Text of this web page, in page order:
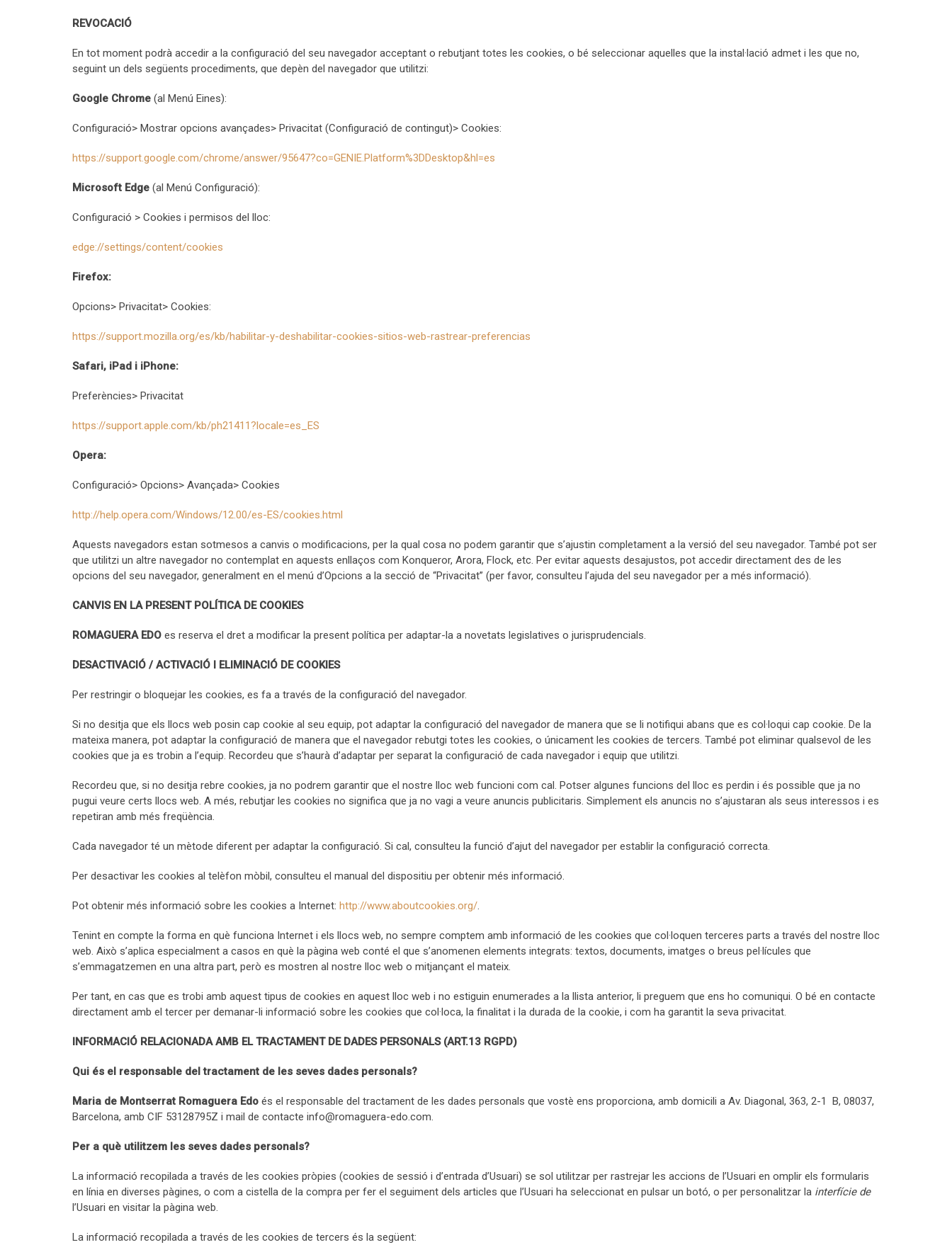
REVOCACIÓ
En tot moment podrà accedir a la configuració del seu navegador acceptant o rebutjant totes les cookies, o bé seleccionar aquelles que la instal·lació admet i les que no,
seguint un dels següents procediments, que depèn del navegador que utilitzi:
Google Chrome (al Menú Eines):
Configuració> Mostrar opcions avançades> Privacitat (Configuració de contingut)> Cookies:
https://support.google.com/chrome/answer/95647?co=GENIE.Platform%3DDesktop&hl=es
Microsoft Edge (al Menú Configuració):
Configuració > Cookies i permisos del lloc:
edge://settings/content/cookies
Firefox:
Opcions> Privacitat> Cookies:
https://support.mozilla.org/es/kb/habilitar-y-deshabilitar-cookies-sitios-web-rastrear-preferencias
Safari, iPad i iPhone:
Preferències> Privacitat
https://support.apple.com/kb/ph21411?locale=es_ES
Opera:
Configuració> Opcions> Avançada> Cookies
http://help.opera.com/Windows/12.00/es-ES/cookies.html
Aquests navegadors estan sotmesos a canvis o modificacions, per la qual cosa no podem garantir que s’ajustin completament a la versió del seu navegador. També pot ser
que utilitzi un altre navegador no contemplat en aquests enllaços com Konqueror, Arora, Flock, etc. Per evitar aquests desajustos, pot accedir directament des de les
opcions del seu navegador, generalment en el menú d’Opcions a la secció de “Privacitat” (per favor, consulteu l’ajuda del seu navegador per a més informació).
CANVIS EN LA PRESENT POLÍTICA DE COOKIES
ROMAGUERA EDO es reserva el dret a modificar la present política per adaptar-la a novetats legislatives o jurisprudencials.
DESACTIVACIÓ / ACTIVACIÓ I ELIMINACIÓ DE COOKIES
Per restringir o bloquejar les cookies, es fa a través de la configuració del navegador.
Si no desitja que els llocs web posin cap cookie al seu equip, pot adaptar la configuració del navegador de manera que se li notifiqui abans que es col·loqui cap cookie. De la
mateixa manera, pot adaptar la configuració de manera que el navegador rebutgi totes les cookies, o únicament les cookies de tercers. També pot eliminar qualsevol de les
cookies que ja es trobin a l’equip. Recordeu que s’haurà d’adaptar per separat la configuració de cada navegador i equip que utilitzi.
Recordeu que, si no desitja rebre cookies, ja no podrem garantir que el nostre lloc web funcioni com cal. Potser algunes funcions del lloc es perdin i és possible que ja no
pugui veure certs llocs web. A més, rebutjar les cookies no significa que ja no vagi a veure anuncis publicitaris. Simplement els anuncis no s’ajustaran als seus interessos i es
repetiran amb més freqüència.
Cada navegador té un mètode diferent per adaptar la configuració. Si cal, consulteu la funció d’ajut del navegador per establir la configuració correcta.
Per desactivar les cookies al telèfon mòbil, consulteu el manual del dispositiu per obtenir més informació.
Pot obtenir més informació sobre les cookies a Internet: http://www.aboutcookies.org/.
Tenint en compte la forma en què funciona Internet i els llocs web, no sempre comptem amb informació de les cookies que col·loquen terceres parts a través del nostre lloc
web. Això s’aplica especialment a casos en què la pàgina web conté el que s’anomenen elements integrats: textos, documents, imatges o breus pel·lícules que
s’emmagatzemen en una altra part, però es mostren al nostre lloc web o mitjançant el mateix.
Per tant, en cas que es trobi amb aquest tipus de cookies en aquest lloc web i no estiguin enumerades a la llista anterior, li preguem que ens ho comuniqui. O bé en contacte
directament amb el tercer per demanar-li informació sobre les cookies que col·loca, la finalitat i la durada de la cookie, i com ha garantit la seva privacitat.
INFORMACIÓ RELACIONADA AMB EL TRACTAMENT DE DADES PERSONALS (ART.13 RGPD)
Qui és el responsable del tractament de les seves dades personals?
Maria de Montserrat Romaguera Edo és el responsable del tractament de les dades personals que vostè ens proporciona, amb domicili a Av. Diagonal, 363, 2-1 B, 08037,
Barcelona, amb CIF 53128795Z i mail de contacte info@romaguera-edo.com.
Per a què utilitzem les seves dades personals?
La informació recopilada a través de les cookies pròpies (cookies de sessió i d’entrada d’Usuari) se sol utilitzar per rastrejar les accions de l’Usuari en omplir els formularis
en línia en diverses pàgines, o com a cistella de la compra per fer el seguiment dels articles que l’Usuari ha seleccionat en pulsar un botó, o per personalitzar la interfície de
l’Usuari en visitar la pàgina web.
La informació recopilada a través de les cookies de tercers és la següent: